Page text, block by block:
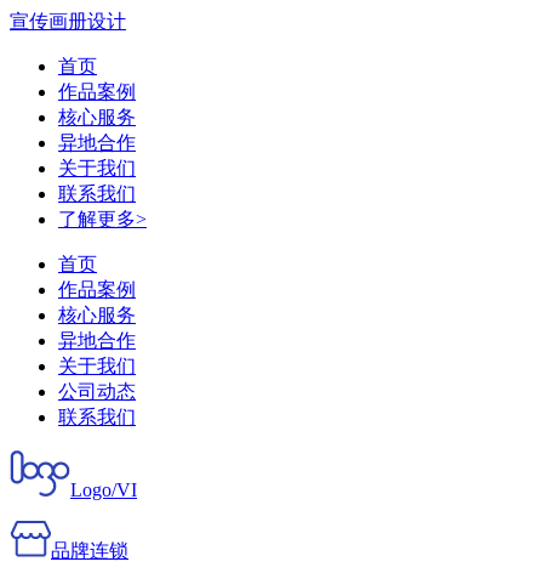
宣传画册设计
首页
作品案例
核心服务
异地合作
关于我们
联系我们
了解更多>
首页
作品案例
核心服务
异地合作
关于我们
公司动态
联系我们
Logo/VI
品牌连锁